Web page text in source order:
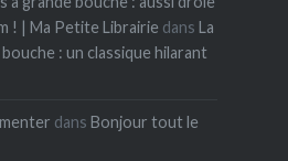
! | Ma Petite Librairie dans La
: un classique hilarant
dans Bonjour tout le